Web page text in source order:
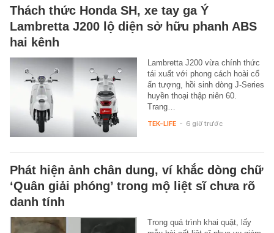
Thách thức Honda SH, xe tay ga Ý
Lambretta J200 lộ diện sở hữu phanh ABS
hai kênh
Lambretta J200 vừa chính thức
tái xuất với phong cách hoài cổ
ấn tượng, hồi sinh dòng J-Series
huyền thoại thập niên 60.
Trang…
TEK-LIFE - 6 giờ trước
Phát hiện ảnh chân dung, ví khắc dòng chữ
‘Quân giải phóng’ trong mộ liệt sĩ chưa rõ
danh tính
Trong quá trình khai quật, lấy